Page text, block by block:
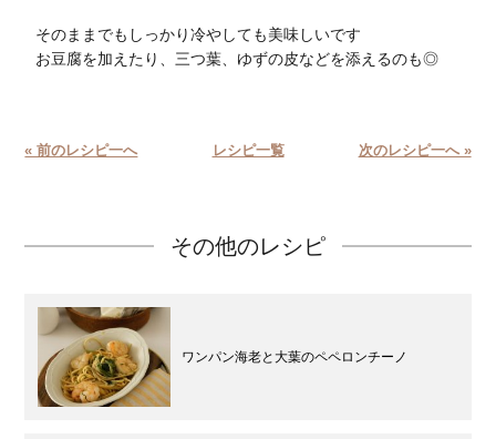
そのままでもしっかり冷やしても美味しいです
お豆腐を加えたり、三つ葉、ゆずの皮などを添えるのも◎
« 前のレシピ一へ レシピ一覧 次のレシピ一へ »
その他のレシピ
ワンパン海老と大葉のペペロンチーノ